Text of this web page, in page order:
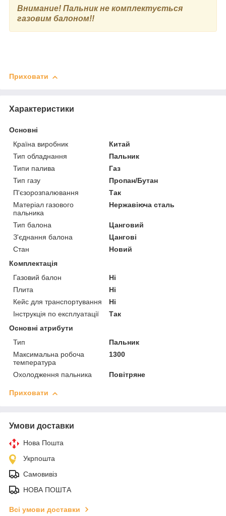
Внимание! Пальник не комплектується
газовим балоном!!
Приховати
Характеристики
Основні
Країна виробник
Китай
Тип обладнання
Пальник
Типи палива
Газ
Тип газу
Пропан/Бутан
П'єзорозпалювання
Так
Матеріал газового
пальника
Нержавіюча сталь
Тип балона
Цанговий
З'єднання балона
Цангові
Стан
Новий
Комплектація
Газовий балон
Ні
Плита
Ні
Кейс для транспортування
Ні
Інструкція по експлуатації
Так
Основні атрибути
Тип
Пальник
Максимальна робоча
температура
1300
Охолодження пальника Повітряне
Приховати
Умови доставки
Нова Пошта
Укрпошта
Самовивіз
НОВА ПОШТА
Всі умови доставки